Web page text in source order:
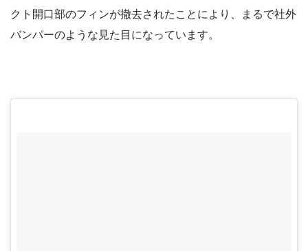
クト開口部のフィンが撤去されたことにより、まるで社外
バンパーのような見た目になっています。